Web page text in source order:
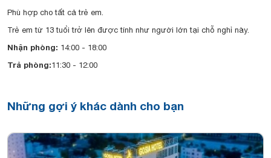
Phù hợp cho tất cả trẻ em.
Trẻ em từ 13 tuổi trở lên được tính như người lớn tại chỗ nghỉ này.
Nhận phòng: 14:00 - 18:00
Trả phòng:11:30 - 12:00
Những gợi ý khác dành cho bạn